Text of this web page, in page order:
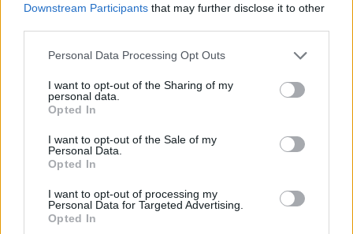
Downstream Participants that may further disclose it to other
Please note that this website/app uses one or more Google
not limited to your visit or usage behaviour. You may click to
grant or deny consent to Google and its third-party tags to
use your data for below specified purposes in below Google
consent section.
Personal Data Processing Opt Outs
I want to opt-out of the Sharing of my
personal data.
Opted In
I want to opt-out of the Sale of my
Personal Data.
Opted In
I want to opt-out of processing my
Personal Data for Targeted Advertising.
Opted In
Λεωφ. Ειρήνης 36, Ηλιούπολη
21 3048 9709